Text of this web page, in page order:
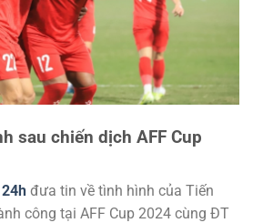
sau chiến dịch AFF Cup
đưa tin về tình hình của Tiến
công tại AFF Cup 2024 cùng ĐT